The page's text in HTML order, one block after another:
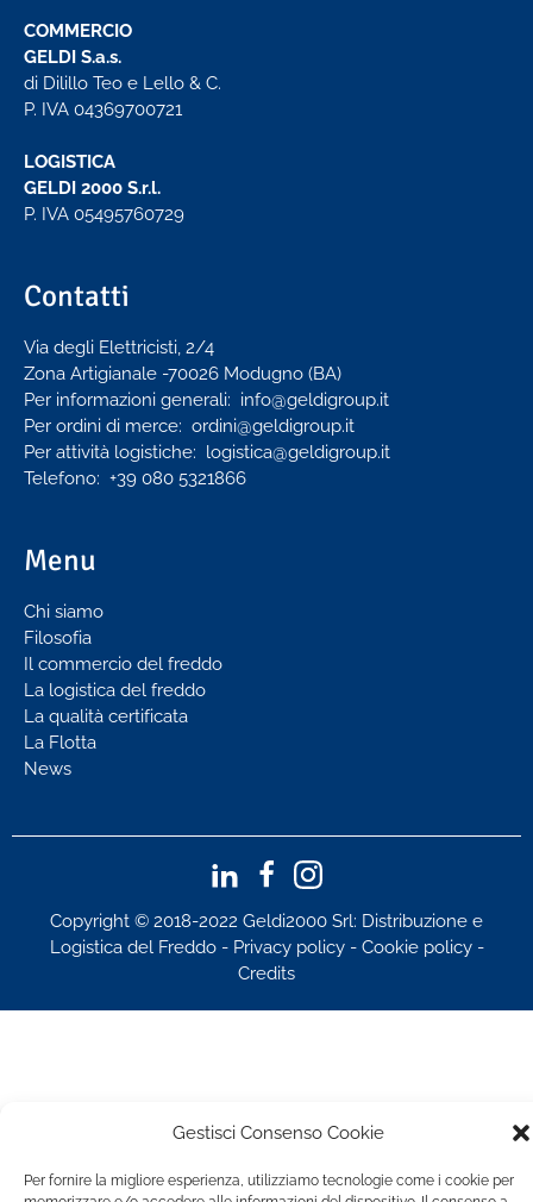
Gestisci Consenso Cookie
Per fornire la migliore esperienza, utilizziamo tecnologie come i cookie per
COMMERCIO
GELDI S.a.s.
di Dilillo Teo e Lello & C.
P. IVA 04369700721
LOGISTICA
GELDI 2000 S.r.l.
P. IVA 05495760729
Contatti
Via degli Elettricisti, 2/4
Zona Artigianale -70026 Modugno (BA)
Per informazioni generali: info@geldigroup.it
Per ordini di merce: ordini@geldigroup.it
Per attività logistiche: logistica@geldigroup.it
Telefono: +39 080 5321866
Menu
Chi siamo
Filosofia
Il commercio del freddo
La logistica del freddo
La qualità certificata
La Flotta
News
Copyright © 2018-2022 Geldi2000 Srl: Distribuzione e
Logistica del Freddo - Privacy policy- Cookie policy-
Credits